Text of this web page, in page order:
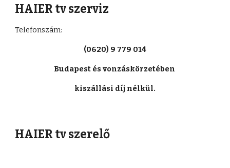
HAIER tv szerviz
Telefonszám:
(0620) 9 779 014
Budapest és vonzáskörzetében
kiszállási díj nélkül.
HAIER tv szerelő